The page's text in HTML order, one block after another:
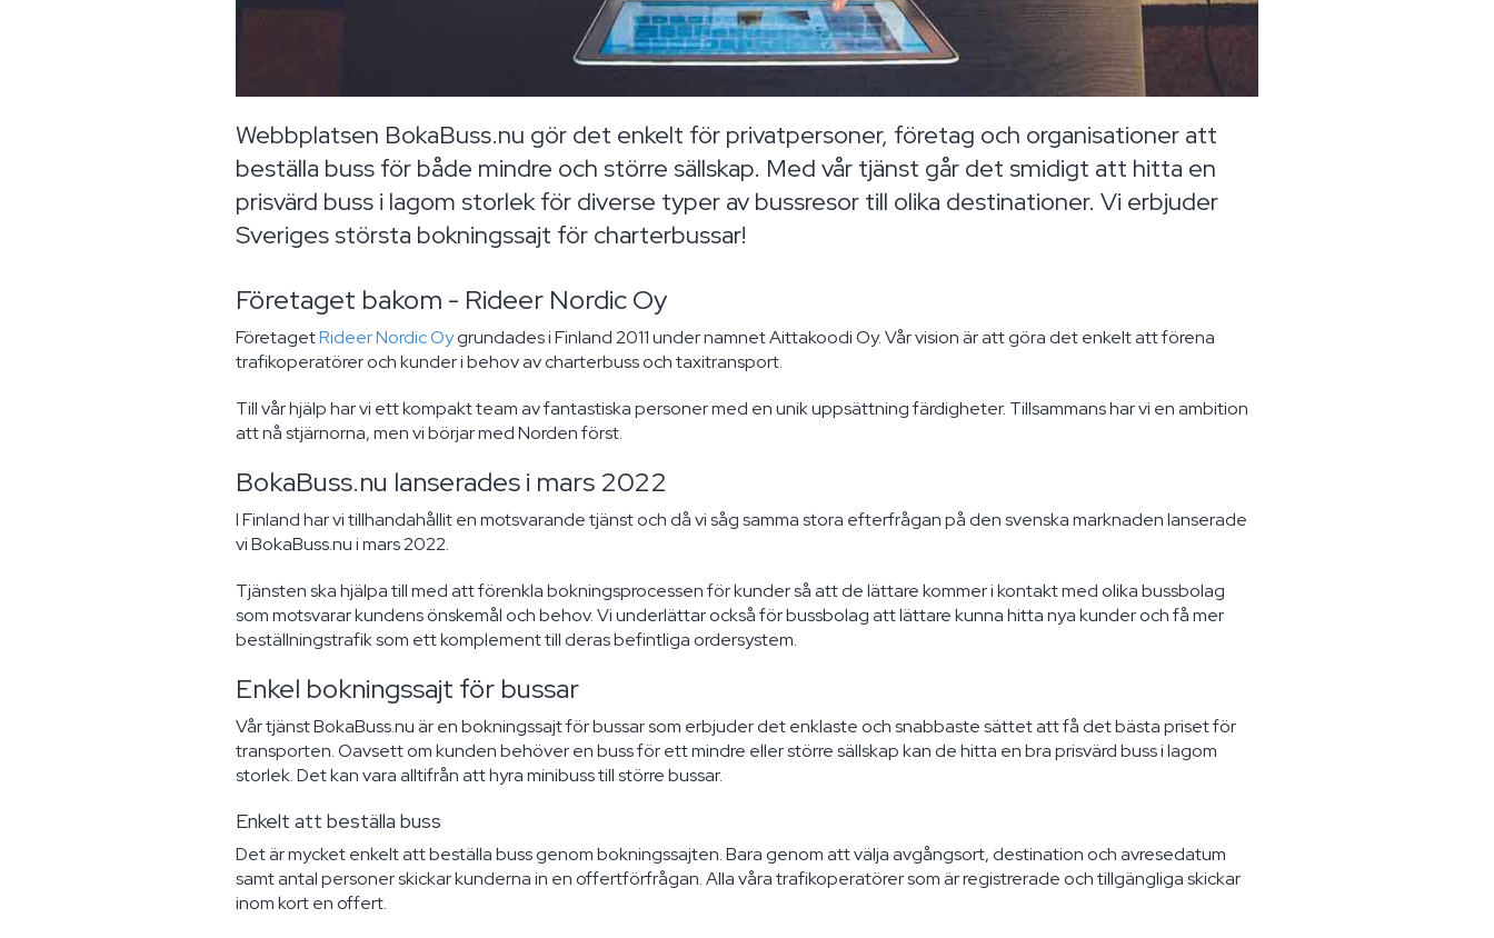
Webbplatsen BokaBuss.nu gör det enkelt för privatpersoner, företag och organisationer att
beställa buss för både mindre och större sällskap. Med vår tjänst går det smidigt att hitta en
prisvärd buss i lagom storlek för diverse typer av bussresor till olika destinationer. Vi erbjuder
Sveriges största bokningssajt för charterbussar!
Företaget bakom - Rideer Nordic Oy
FöretagetRideer Nordic Oygrundades i Finland 2011 under namnet Aittakoodi Oy. Vår vision är att göra det enkelt att förena
trafikoperatörer och kunder i behov av charterbuss och taxitransport.
Till vår hjälp har vi ett kompakt team av fantastiska personer med en unik uppsättning färdigheter. Tillsammans har vi en ambition
att nå stjärnorna, men vi börjar med Norden först.
BokaBuss.nu lanserades i mars 2022
I Finland har vi tillhandahållit en motsvarande tjänst och då vi såg samma stora efterfrågan på den svenska marknaden lanserade
vi BokaBuss.nu i mars 2022.
Tjänsten ska hjälpa till med att förenkla bokningsprocessen för kunder så att de lättare kommer i kontakt med olika bussbolag
som motsvarar kundens önskemål och behov. Vi underlättar också för bussbolag att lättare kunna hitta nya kunder och få mer
beställningstrafik som ett komplement till deras befintliga ordersystem.
Enkel bokningssajt för bussar
Vår tjänst BokaBuss.nu är en bokningssajt för bussar som erbjuder det enklaste och snabbaste sättet att få det bästa priset för
transporten. Oavsett om kunden behöver en buss för ett mindre eller större sällskap kan de hitta en bra prisvärd buss i lagom
storlek. Det kan vara alltifrån att hyra minibuss till större bussar.
Enkelt att beställa buss
Det är mycket enkelt att beställa buss genom bokningssajten. Bara genom att välja avgångsort, destination och avresedatum
samt antal personer skickar kunderna in en offertförfrågan. Alla våra trafikoperatörer som är registrerade och tillgängliga skickar
inom kort en offert.